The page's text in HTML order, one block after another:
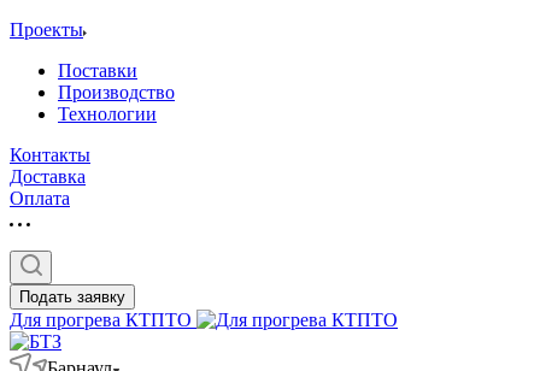
Проекты
Поставки
Производство
Технологии
Контакты
Доставка
Оплата
Подать заявку
Для прогрева КТПТО